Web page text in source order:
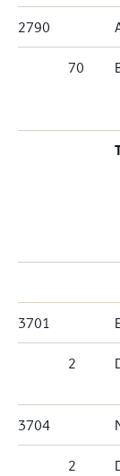
2790
70
3701
2
3704
2